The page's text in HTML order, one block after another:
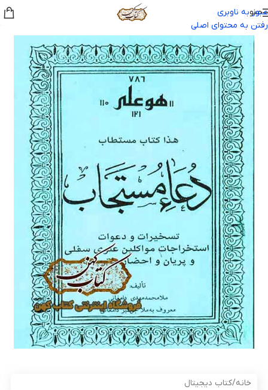
عبور به ناوبری
رفتن به محتوای اصلی
منو
خانه/کتاب دیجیتال